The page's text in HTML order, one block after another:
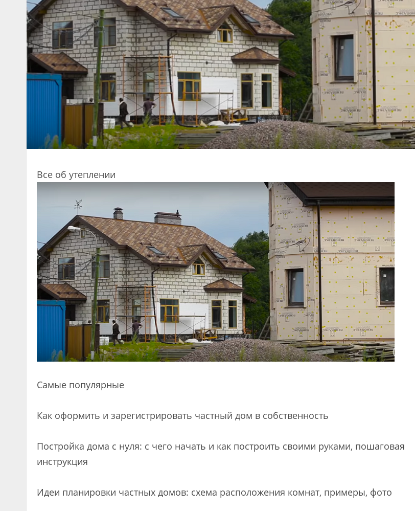
Все об утеплении
Самые популярные
Как оформить и зарегистрировать частный дом в собственность
Постройка дома с нуля: с чего начать и как построить своими руками, пошаговая
инструкция
Идеи планировки частных домов: схема расположения комнат, примеры, фото